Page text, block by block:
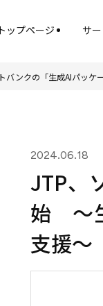
トップページ サ
バンクの「生成AIパッ
2024.06.18
JTP、
始 ～
支援～